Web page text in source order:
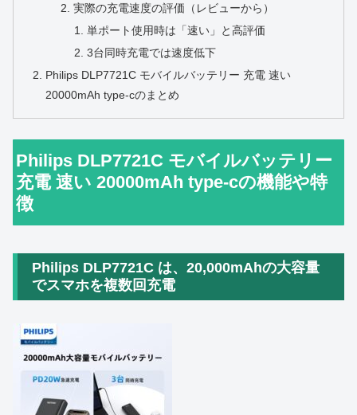
実際の充電速度の評価（レビューから）
単ポート使用時は「速い」と高評価
3台同時充電では速度低下
Philips DLP7721C モバイルバッテリー 充電 速い
20000mAh type-cのまとめ
Philips DLP7721C モバイルバッテリー
充電 速い 20000mAh type-cの機能や特
徴
Philips DLP7721C は、20,000mAhの大容量
でスマホを複数回充電